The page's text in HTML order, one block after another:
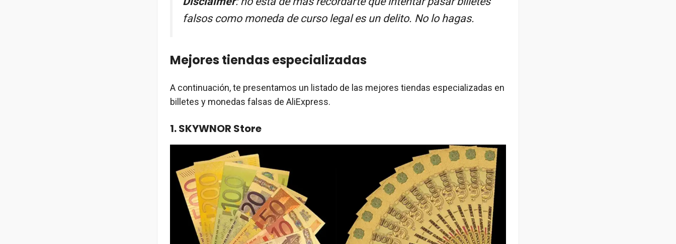
falsos como moneda de curso legal es un delito. No lo hagas.
Mejores tiendas especializadas
A continuación, te presentamos un listado de las mejores tiendas especializadas en
billetes y monedas falsas de AliExpress.
1. SKYWNOR Store